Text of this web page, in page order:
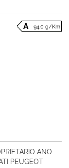
94.0 g/Km
ANO
PEUGEOT